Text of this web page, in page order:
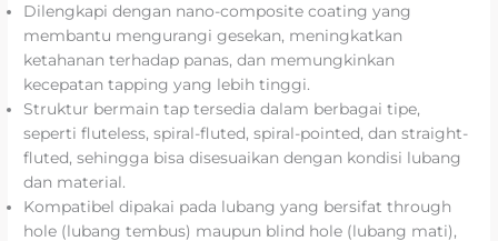
Dilengkapi dengan nano-composite coating yang
membantu mengurangi gesekan, meningkatkan
ketahanan terhadap panas, dan memungkinkan
kecepatan tapping yang lebih tinggi.
Struktur bermain tap tersedia dalam berbagai tipe,
seperti fluteless, spiral-fluted, spiral-pointed, dan straight-
fluted, sehingga bisa disesuaikan dengan kondisi lubang
dan material.
Kompatibel dipakai pada lubang yang bersifat through
hole (lubang tembus) maupun blind hole (lubang mati),